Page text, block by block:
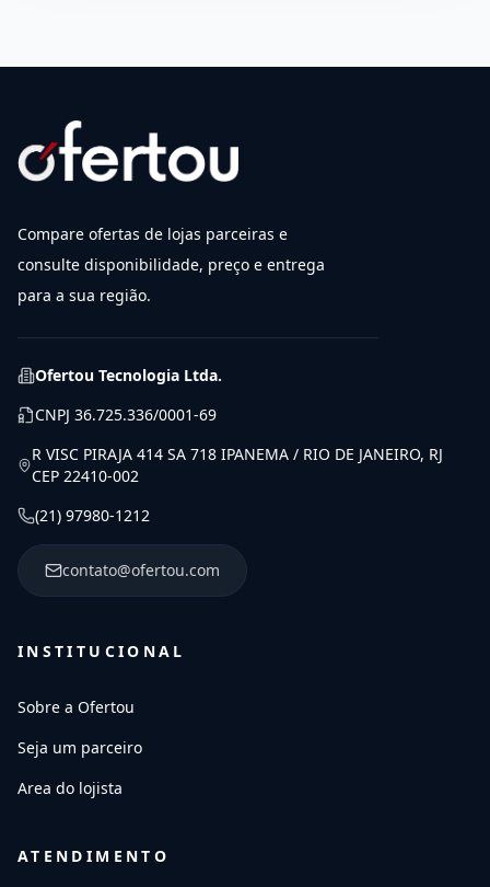
Compare ofertas de lojas parceiras e
consulte disponibilidade, preço e entrega
para a sua região.
Ofertou Tecnologia Ltda.
CNPJ 36.725.336/0001-69
R VISC PIRAJA 414 SA 718 IPANEMA / RIO DE JANEIRO, RJ
CEP 22410-002
(21) 97980-1212
contato@ofertou.com
INSTITUCIONAL
Sobre a Ofertou
Seja um parceiro
Area do lojista
ATENDIMENTO